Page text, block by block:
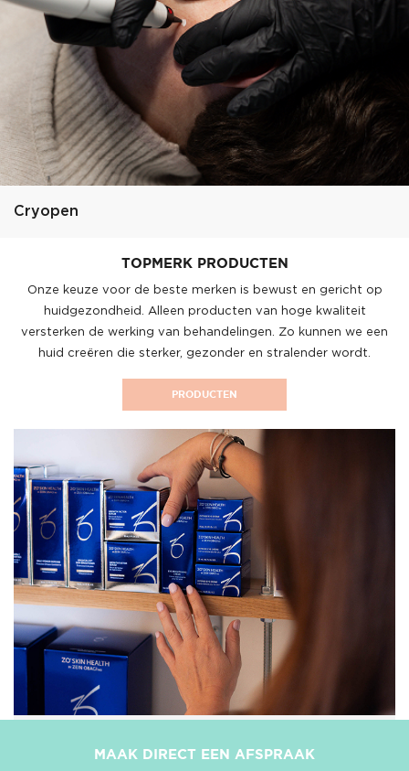
Cryopen
TOPMERK PRODUCTEN
Onze keuze voor de beste merken is bewust en gericht op
huidgezondheid. Alleen producten van hoge kwaliteit
versterken de werking van behandelingen. Zo kunnen we een
huid creëren die sterker, gezonder en stralender wordt.
PRODUCTEN
MAAK DIRECT EEN AFSPRAAK